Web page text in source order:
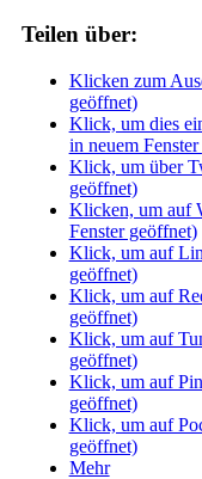
Teilen über:
Klicken zum
geöffnet)
Klick, um dies
in neuem
Klick, um über
geöffnet)
Klicken, um auf
Fenster geöffnet)
Klick, um auf
geöffnet)
Klick, um auf
geöffnet)
Klick, um auf
geöffnet)
Klick, um auf
geöffnet)
Klick, um auf
geöffnet)
Mehr